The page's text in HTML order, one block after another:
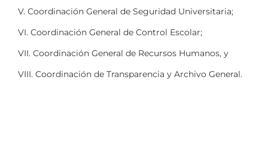
V. Coordinación General de Seguridad Universitaria;
VI. Coordinación General de Control Escolar;
VII. Coordinación General de Recursos Humanos, y
VIII. Coordinación de Transparencia y Archivo General.